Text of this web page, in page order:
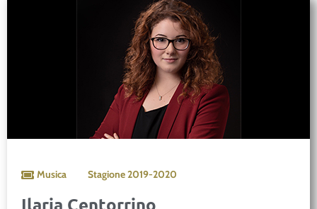
Musica Stagione2019-2020
Ilaria Centorrino